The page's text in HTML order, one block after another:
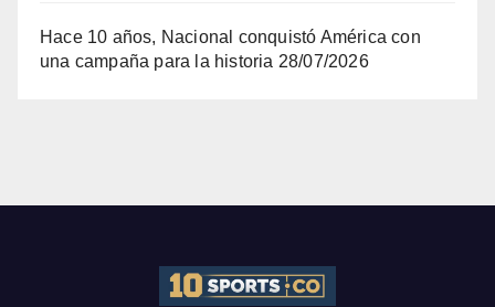
Hace 10 años, Nacional conquistó América con
una campaña para la historia 28/07/2026